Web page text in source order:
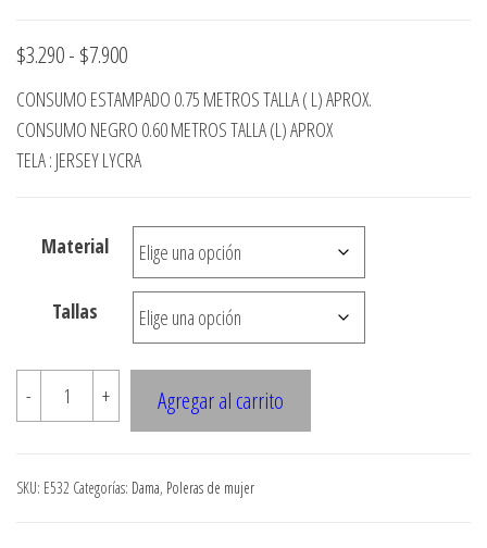
$3.290- $7.900Rango
de
precios:
desde
hasta
$7.900
CONSUMO ESTAMPADO 0.75 METROS TALLA ( L) APROX.
CONSUMO NEGRO 0.60 METROS TALLA (L) APROX
TELA : JERSEY LYCRA
Material
Tallas
-
E532
POLERA
3/4
+ Agregar al carrito
SKU: E532 Categorías: Dama, Poleras de mujer